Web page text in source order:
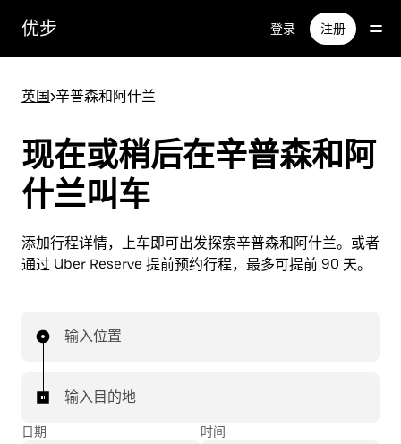
优步 登录 注册
英国>辛普森和阿什兰
现在或稍后在辛普森和阿
什兰叫车
添加行程详情，上车即可出发探索辛普森和阿什兰。或者
通过 Uber Reserve 提前预约行程，最多可提前 90 天。
输入位置
输入目的地
日期 时间